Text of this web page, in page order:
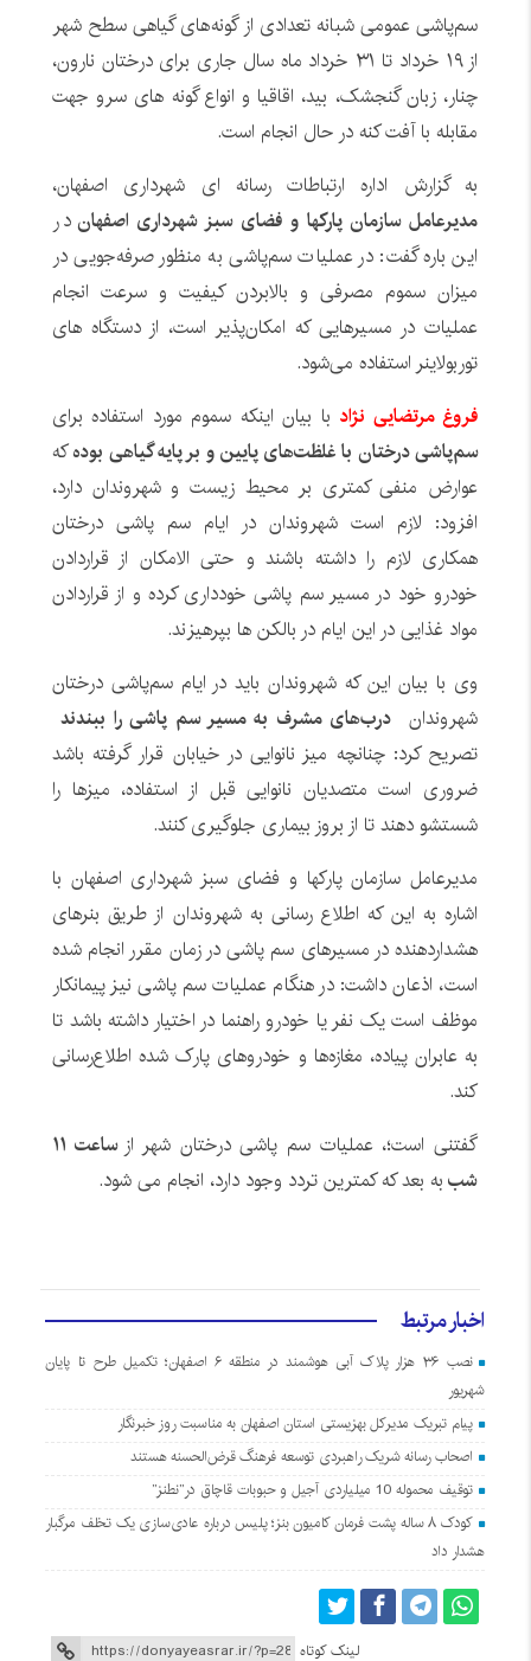
سم‌پاشی عمومی شبانه تعدادی از گونه‌های گیاهی سطح شهر
از ۱۹ خرداد تا ۳۱ خرداد ماه سال جاری برای درختان نارون،
چنار، زبان گنجشک، بید، اقاقیا و انواع گونه های سرو جهت
مقابله با آفت کنه در حال انجام است.
به گزارش اداره ارتباطات رسانه ای شهرداری اصفهان،
مدیرعامل سازمان پارکها و فضای سبز شهرداری اصفهاندر
این باره گفت: در عملیات سم‌پاشی به منظور صرفه‌جویی در
میزان سموم مصرفی و بالابردن کیفیت و سرعت انجام
عملیات در مسیرهایی که امکان‌پذیر است، از دستگاه های
توربولاینر استفاده می‌شود.
فروغ مرتضایی نژاد با بیان اینکه سموم مورد استفاده برای
سم‌پاشی درختان با غلظت‌های پایین و بر پایه گیاهی بودهکه
عوارض منفی کمتری بر محیط زیست و شهروندان دارد،
افزود: لازم است شهروندان در ایام سم پاشی درختان
همکاری لازم را داشته باشند و حتی الامکان از قراردادن
خودرو خود در مسیر سم پاشی خودداری کرده و از قراردادن
مواد غذایی در این ایام در بالکن ها بپرهیزند.
وی با بیان این که شهروندان باید در ایام سم‌پاشی درختان
شهروندان درب‌های مشرف به مسیر سم پاشی را ببندند
تصریح کرد: چنانچه میز نانوایی در خیابان قرار گرفته باشد
ضروری است متصدیان نانوایی قبل از استفاده، میزها را
شستشو دهند تا از بروز بیماری جلوگیری کنند.
مدیرعامل سازمان پارکها و فضای سبز شهرداری اصفهان با
اشاره به این که اطلاع رسانی به شهروندان از طریق بنرهای
هشداردهنده در مسیرهای سم پاشی در زمان مقرر انجام شده
است، اذعان داشت: در هنگام عملیات سم پاشی نیز پیمانکار
موظف است یک نفر یا خودرو راهنما در اختیار داشته باشد تا
به عابران پیاده، مغازه‌ها و خودروهای پارک شده اطلاع‌رسانی
کند.
گفتنی است؛، عملیات سم پاشی درختان شهر از
ساعت ۱۱
شببه بعد که کمترین تردد وجود دارد، انجام می شود.
اخبار مرتبط
نصب ۳۶ هزار پلاک آبی هوشمند در منطقه ۶ اصفهان؛ تکمیل طرح تا پایان
شهریور
پیام تبریک مدیرکل بهزیستی استان اصفهان به مناسبت روز خبرنگار
اصحاب رسانه شریک راهبردی توسعه فرهنگ قرض‌الحسنه هستند
توقیف محموله 10 میلیاردی آجیل و حبوبات قاچاق در”نطنز”
کودک ۸ ساله پشت فرمان کامیون بنز؛ پلیس درباره عادی‌سازی یک تخلف مرگبار
هشدار داد
لینک کوتاه